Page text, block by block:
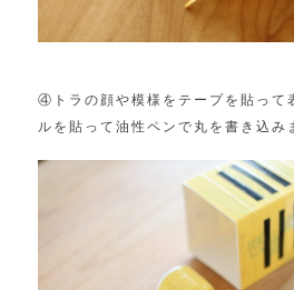
④トラの顔や模様をテープを貼って
ルを貼って油性ペンで丸を書き込み